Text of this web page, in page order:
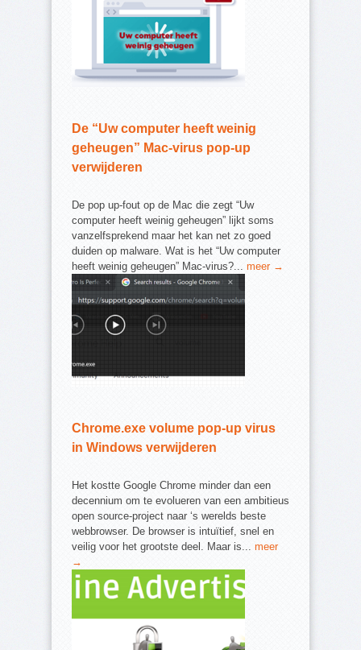
De “Uw computer heeft weinig
geheugen” Mac-virus pop-up
verwijderen
De pop up-fout op de Mac die zegt “Uw
computer heeft weinig geheugen” lijkt soms
vanzelfsprekend maar het kan net zo goed
duiden op malware. Wat is het “Uw computer
heeft weinig geheugen” Mac-virus?... meer →
Chrome.exe volume pop-up virus
in Windows verwijderen
Het kostte Google Chrome minder dan een
decennium om te evolueren van een ambitieus
open source-project naar ‘s werelds beste
webbrowser. De browser is intuïtief, snel en
veilig voor het grootste deel. Maar is... meer
→